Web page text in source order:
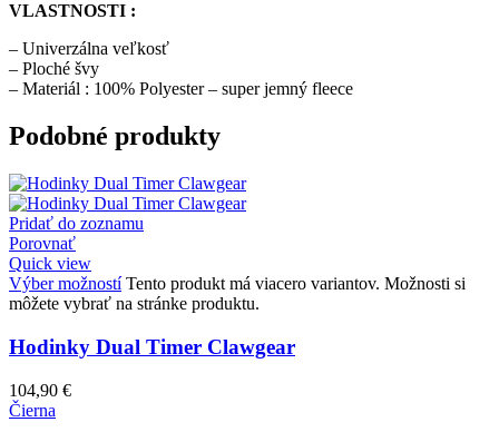
VLASTNOSTI :
– Univerzálna veľkosť
– Ploché švy
– Materiál : 100% Polyester – super jemný fleece
Podobné produkty
Pridať do zoznamu
Porovnať
Quick view
Výber možností Tento produkt má viacero variantov. Možnosti si
môžete vybrať na stránke produktu.
Hodinky Dual Timer Clawgear
104,90 €
Čierna